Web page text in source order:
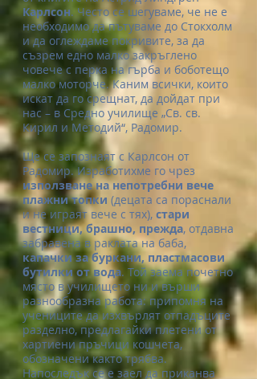
Карлсон. Често се шегуваме, че не е
необходимо да пътуваме до Стокхолм
и да оглеждаме покривите, за да
съзрем едно малко закръглено
човече с перка на гърба и боботещо
малко моторче. Каним всички, които
искат да го срещнат, да дойдат при
нас – в Средно училище „Св. св.
Кирил и Методий“, Радомир.
Ще се запознаят с Карлсон от
Радомир. Изработихме го чрез
използване на непотребни вече
плажни топки (децата са пораснали
и не играят вече с тях), стари
вестници, брашно, прежда, отдавна
забравена в раклата на баба,
капачки за буркани, пластмасови
бутилки от вода. Той заема почетно
място в училището ни и върши
разнообразна работа: припомня на
учениците да изхвърлят отпадъците
разделно, предлагайки плетени от
хартиени пръчици кошчета,
обозначени както трябва.
Напоследък се е заел да приканва